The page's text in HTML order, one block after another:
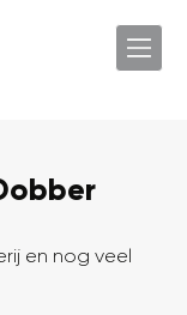
en nog veel